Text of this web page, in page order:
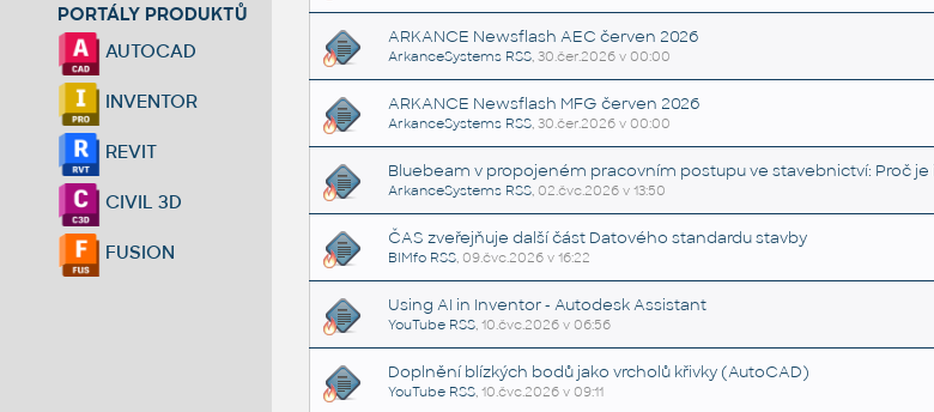
PORTÁLY PRODUKTŮ
AUTOCAD
INVENTOR
REVIT
CIVIL 3D
FUSION
ARKANCE Newsflash AEC červen 2026
ArkanceSystems RSS, 30.čer.2026 v 00:00
ARKANCE Newsflash MFG červen 2026
ArkanceSystems RSS, 30.čer.2026 v 00:00
Bluebeam v propojeném pracovním postupu ve stavebnictví: Proč je
ArkanceSystems RSS, 02.čvc.2026 v 13:50
ČAS zveřejňuje další část Datového standardu stavby
BIMfo RSS, 09.čvc.2026 v 16:22
Using AI in Inventor - Autodesk Assistant
YouTube RSS, 10.čvc.2026 v 06:56
Doplnění blízkých bodů jako vrcholů křivky (AutoCAD)
YouTube RSS, 10.čvc.2026 v 09:11